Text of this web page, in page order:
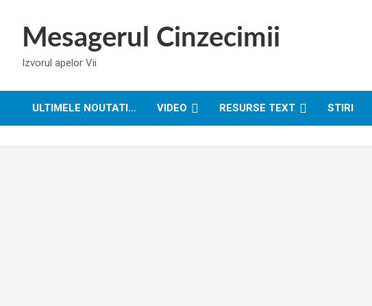
contentMesagerul Cinzecimii
Izvorul apelor Vii
ULTIMELE NOUTATI… VIDEO RESURSE TEXT STIRI